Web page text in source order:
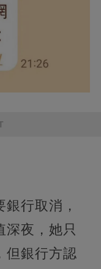
行取消，
深夜，她只
但銀行方認